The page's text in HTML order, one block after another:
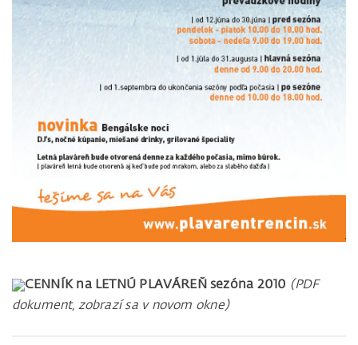
CENNÍK na LETNÚ PLAVÁREŇ sezóna 2010 (PDF
dokument, zobrazí sa v novom okne)